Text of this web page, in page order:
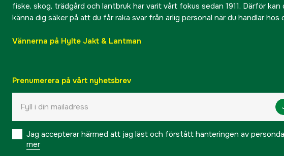
fiske, skog, trädgård och lantbruk har varit vårt fokus sedan 1911. Därför kan
känna dig säker på att du får raka svar från ärlig personal när du handlar hos
Vännerna på Hylte Jakt & Lantman
Prenumerera på vårt nyhetsbrev
Jag accepterar härmed att jag läst och förstått hanteringen av
mer